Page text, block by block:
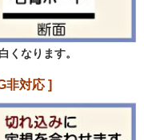
くなります。
非対応 ]